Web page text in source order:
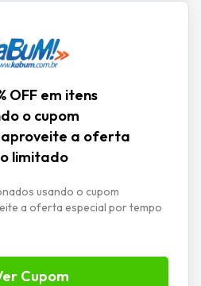
OFF em itens
o cupom
aproveite a oferta
limitado
usando o cupom
a oferta especial por tempo
Cupom